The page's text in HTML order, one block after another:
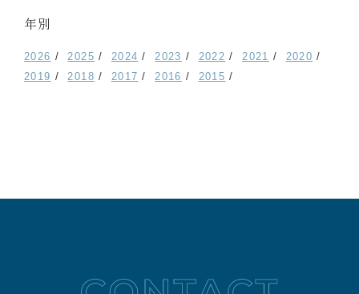
年別
2026 2025 2024 2023 2022 2021
2020
2019
2018 2017 2016 2015